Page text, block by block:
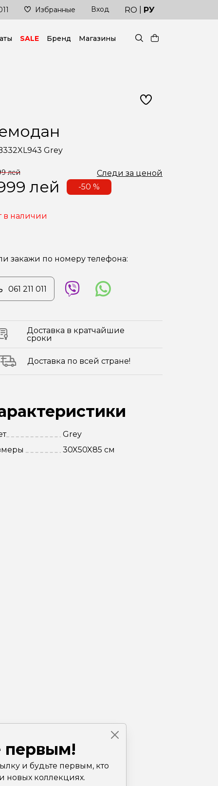
Доставка в кратчайшие сроки
Избранные Вход RO РУ
SALE Бренд Магазины
Grey
лей Следи за ценой
лей -50 %
в наличии
закажи по номеру телефона:
061 211 011
Доставка в кратчайшие
сроки
Доставка по всей стране!
Grey
30X50X85 см
первым!
и будьте первым, кто
новых коллекциях.